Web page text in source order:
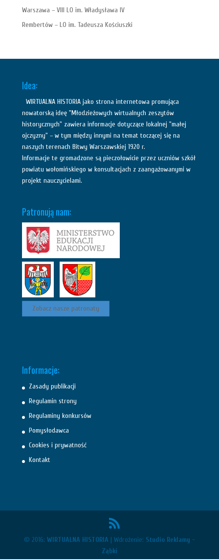
Warszawa – VIII LO im. Władysława IV
Rembertów – LO im. Tadeusza Kościuszki
Idea:
WIRTUALNA HISTORIA jako strona internetowa promująca
nowatorską ideę "Młodzieżowych wirtualnych zeszytów
historycznych" zawiera informacje dotyczące lokalnej "małej
ojczyzny" – w tym między innymi na temat toczącej się na
naszych terenach Bitwy Warszawskiej 1920 r.
Informacje te gromadzone są pieczołowicie przez uczniów szkół
powiatu wołomińskiego w konsultacjach z zaangażowanymi w
projekt nauczycielami.
Patronują nam:
Zobacz nasze patronaty
Informacje:
Zasady publikacji
Regulamin strony
Regulaminy konkursów
Pomysłodawca
Cookies i prywatność
Kontakt
© 2016: WIRTUALNA HISTORIA | Wdrożenie: Studio Reklamy -
Ząbki